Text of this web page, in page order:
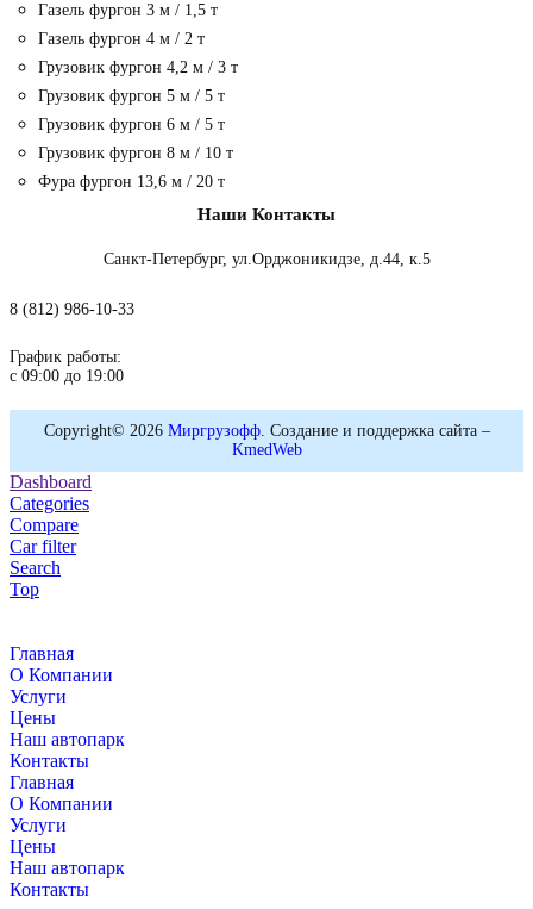
Газель фургон 3 м / 1,5 т
Газель фургон 4 м / 2 т
Грузовик фургон 4,2 м / 3 т
Грузовик фургон 5 м / 5 т
Грузовик фургон 6 м / 5 т
Грузовик фургон 8 м / 10 т
Фура фургон 13,6 м / 20 т
Наши Контакты
Санкт-Петербург, ул.Орджоникидзе, д.44, к.5
8 (812) 986-10-33
График работы:
с 09:00 до 19:00
Copyright© 2026 Миргрузофф. Создание и поддержка сайта –
KmedWeb
Dashboard
Categories
Compare
Car filter
Search
Top
Главная
О Компании
Услуги
Цены
Наш автопарк
Контакты
Главная
О Компании
Услуги
Цены
Наш автопарк
Контакты